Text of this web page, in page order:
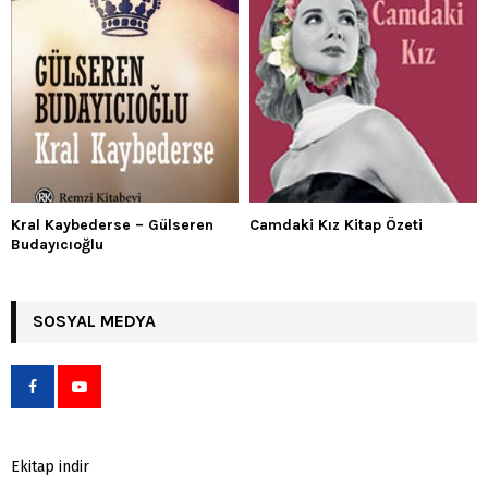
Kral Kaybederse – Gülseren
Budayıcıoğlu
Camdaki Kız Kitap Özeti
SOSYAL MEDYA
Ekitap indir